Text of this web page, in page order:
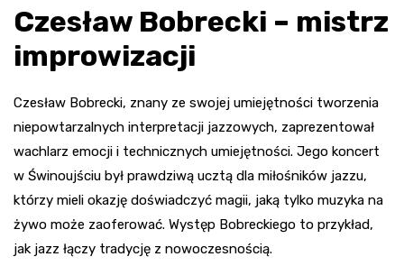
Czesław Bobrecki – mistrz
improwizacji
Czesław Bobrecki, znany ze swojej umiejętności tworzenia
niepowtarzalnych interpretacji jazzowych, zaprezentował
wachlarz emocji i technicznych umiejętności. Jego koncert
w Świnoujściu był prawdziwą ucztą dla miłośników jazzu,
którzy mieli okazję doświadczyć magii, jaką tylko muzyka na
żywo może zaoferować. Występ Bobreckiego to przykład,
jak jazz łączy tradycję z nowoczesnością.